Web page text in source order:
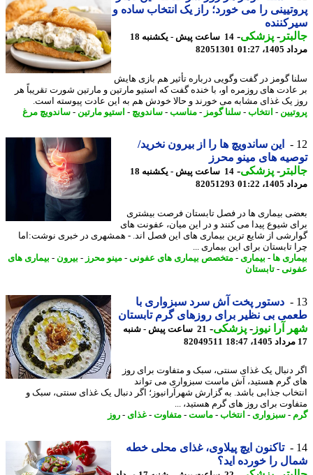
را می خورد؛ راز یک انتخاب ساده و
-پزشکی-
14 ساعت پیش - یکشنبه 18
01:27
82051301
گومز در گفت وگویی درباره تأثیر هم بازی هایش
های روزمره او، با خنده گفت که استیو مارتین و مارتین شورت تقریباً هر
یک غذای مشابه می خورند و حالا خودش هم به این عادت پیوسته است.
-انتخاب-سلنا گومز-مناسب-ساندویچ-استیو مارتین-ساندویچ مرغ
این ساندویچ ها را از بیرون نخرید/
های مینو محرز
-پزشکی-
14 ساعت پیش - یکشنبه 18
01:22
82051293
بیماری ها در فصل تابستان فرصت بیشتری
شیوع پیدا می کنند و در این میان، عفونت های
از شایع ترین بیماری های این فصل اند. - همشهری در خبری نوشت:اما
تابستان برای این بیماری ...
ها - بیماری- متخصص بیماری های عفونی-مینو محرز-بیرون-بیماری های
-تابستان
دستور پخت آش سرد سبزواری با
بی نظیر برای روزهای گرم تابستان
آرا نیوز-پزشکی-
21 ساعت پیش - شنبه
82049511
دنبال یک غذای سنتی، سبک و متفاوت برای روز
گرم هستید، آش ماست سبزواری می تواند
جذابی باشد. به گزارش شهرآرانیوز؛ اگر دنبال یک غذای سنتی، سبک و
برای روز های گرم هستید، ...
-سبزواری- انتخاب-ماست-متفاوت-غذای- روز
تاکنون ایچ پیلاوی، غذای محلی خطه
را خورده اید؟